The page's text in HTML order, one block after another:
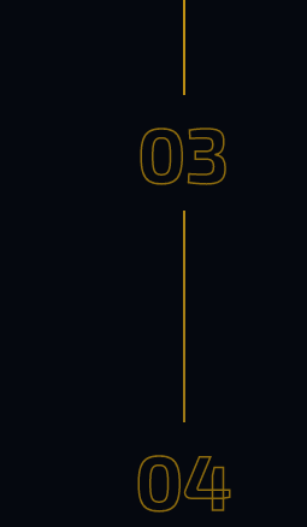
03
04